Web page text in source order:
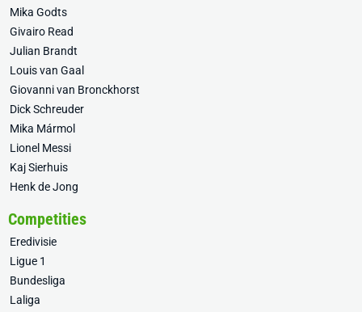
Mika Godts
Givairo Read
Julian Brandt
Louis van Gaal
Giovanni van Bronckhorst
Dick Schreuder
Mika Mármol
Lionel Messi
Kaj Sierhuis
Henk de Jong
Competities
Eredivisie
Ligue 1
Bundesliga
Laliga